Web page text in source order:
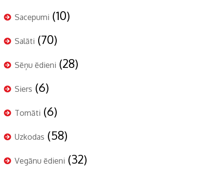
Sacepumi (10)
Salāti (70)
Sēņu ēdieni (28)
Siers (6)
Tomāti (6)
Uzkodas (58)
Vegānu ēdieni (32)